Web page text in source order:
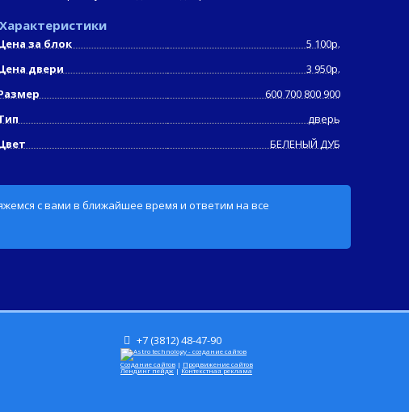
Характеристики
за блок
5 100р.
двери
3 950р.
600 700 800 900
дверь
БЕЛЕНЫЙ ДУБ
с вами в ближайшее время и ответим на все
+7 (3812) 48-47-90
Создание сайтов | Продвижение сайтов
Лендинг пейдж| Контекстная реклама